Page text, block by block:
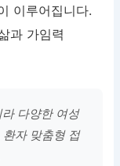
이루어집니다.
과 가임력
다양한 여성
자 맞춤형 접